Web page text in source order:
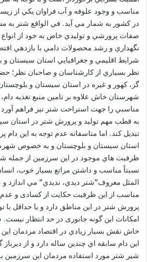
مناسب و وجود علوفه و آب فراوان يكي از
در كشور به شمار مي آيد. في الواقع شتر
صفات پرورشي و توليدي خاص به خود از
نگهداري و رشد محصولات دامي با بازدهي
شرايط اقليمي و جغرافيايي استان سيستان
نظر بسياري از كارشناسان و صاحبان نظر؛
گز، كهور و غيره در استان سيستان و
شهرستان خاش علاوه بر تامين منبع تغذيه
مناسبي را جهت استراحت شتر نيز فراهم
به قطب مهم توليد و پرورش شتر در استان
تبديل كند. اما متاسفانه عدم توجه به اين دام
استان سيستان و بلوچستان و به خصوص
ظرفيت هاي موجود در اين سرزمين از جمله
نسبتاً مناسب و داشتن مراتع بسيار خوب،
المثل معروف”شتر ديدي، نديدي” مي اندازد و
مناسب از این ظرفیت حکایت از کسادی و
پرورش شتر در این مناطق دارد و یا حداقل با
امکانات این گونه جانوری در حد انتظار
خاش نقش بسيار زيادي در اقتصاد مردمان
اين دام سابقه اي چندين ساله دارد و از
شير شتر مورد استفاده مردمان اين سرزمين